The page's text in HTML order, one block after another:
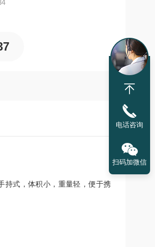
持式，体积小，重量轻，便于携
电话咨询
扫码加微信